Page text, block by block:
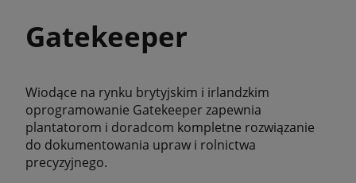
Gatekeeper
Wiodące na rynku brytyjskim i irlandzkim
oprogramowanie Gatekeeper zapewnia
plantatorom i doradcom kompletne rozwiązanie
do dokumentowania upraw i rolnictwa
precyzyjnego.